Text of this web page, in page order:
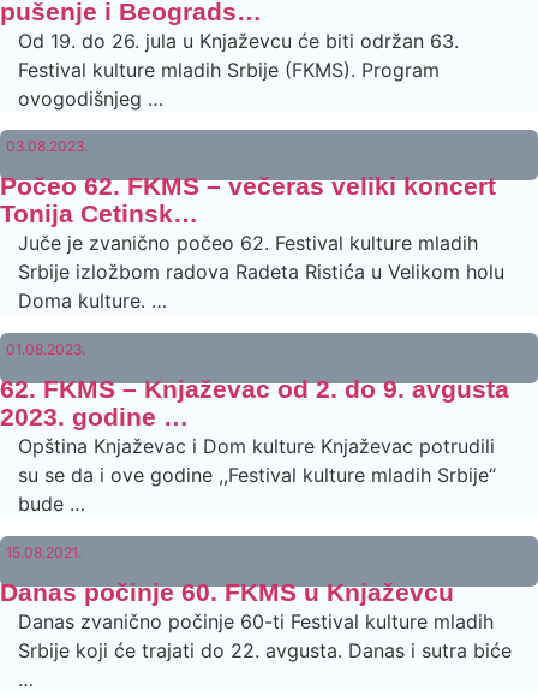
pušenje i Beograds…
Od 19. do 26. jula u Knjaževcu će biti održan 63.
Festival kulture mladih Srbije (FKMS). Program
ovogodišnjeg …
03.08.2023.
Počeo 62. FKMS – večeras veliki koncert
Tonija Cetinsk…
Juče je zvanično počeo 62. Festival kulture mladih
Srbije izložbom radova Radeta Ristića u Velikom holu
Doma kulture. …
01.08.2023.
62. FKMS – Knjaževac od 2. do 9. avgusta
2023. godine …
Opština Knjaževac i Dom kulture Knjaževac potrudili
su se da i ove godine ,,Festival kulture mladih Srbije“
bude …
15.08.2021.
Danas počinje 60. FKMS u Knjaževcu
Danas zvanično počinje 60-ti Festival kulture mladih
Srbije koji će trajati do 22. avgusta. Danas i sutra biće
…